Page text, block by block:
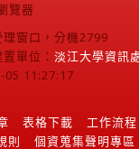
覽器
窗口，分機2799
單位： 淡江大學資訊
05 11:27:17
表格下載
工作流程
則
個資蒐集聲明專區